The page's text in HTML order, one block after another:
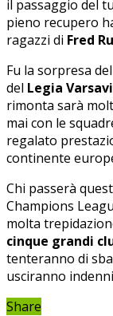
il passaggio del
pieno recupero
ragazzi di Fred
Fu la sorpresa
del Legia
rimonta sarà
mai con le
regalato
continente
Chi passerà
Champions
molta
cinque grandi
tenteranno di
usciranno
Share